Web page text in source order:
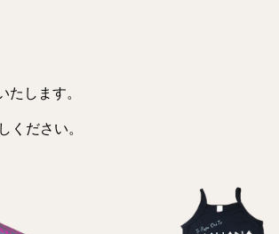
たします。
ください。